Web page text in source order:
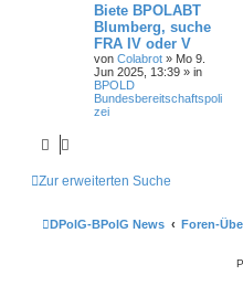
Biete BPOLABT
Blumberg, suche
FRA IV oder V
von Colabrot » Mo 9.
Jun 2025, 13:39 » in
BPOLD
Bundesbereitschaftspoli
zei
Zur erweiterten Suche
DPolG-BPolG News Foren-